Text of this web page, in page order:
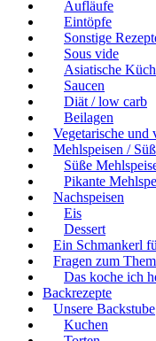
Aufläufe
Eintöpfe
Sonstige
Sous vide
Asiatische
Saucen
Diät / low carb
Beilagen
Vegetarische und
Mehlspeisen /
Süße
Pikante
Nachspeisen
Eis
Dessert
Ein Schmankerl
Fragen zum
Das koche ich
Backrezepte
Unsere Backstube
Kuchen